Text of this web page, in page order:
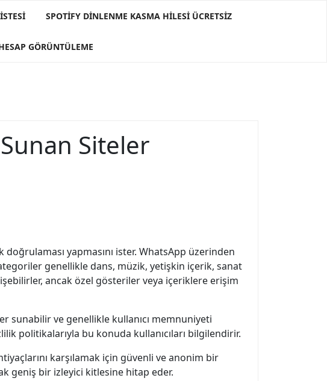
SPOTIFY DINLENME KASMA HILESI ÜCRETSIZ
GÖRÜNTÜLEME
Siteler
yapmasını ister. WhatsApp üzerinden
genellikle dans, müzik, yetişkin içerik, sanat
ancak özel gösteriler veya içeriklere erişim
sunabilir ve genellikle kullanıcı memnuniyeti
politikalarıyla bu konuda kullanıcıları bilgilendirir.
karşılamak için güvenli ve anonim bir
geniş bir izleyici kitlesine hitap eder.